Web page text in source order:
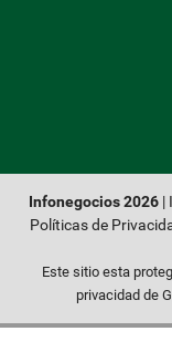
Infonegocios 2026 |
Políticas de
Este sitio esta
privacidad de